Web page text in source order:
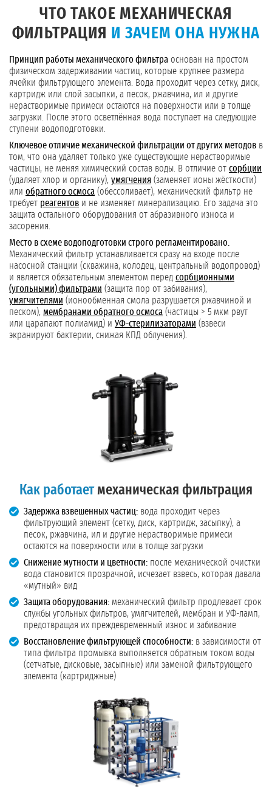
ЧТО ТАКОЕ МЕХАНИЧЕСКАЯ
ФИЛЬТРАЦИЯ
И ЗАЧЕМ ОНА НУЖНА
Принцип работы механического фильтра основан на простом
физическом задерживании частиц, которые крупнее размера
ячейки фильтрующего элемента. Вода проходит через сетку, диск,
картридж или слой засыпки, а песок, ржавчина, ил и другие
нерастворимые примеси остаются на поверхности или в толще
загрузки. После этого осветлённая вода поступает на следующие
ступени водоподготовки.
Ключевое отличие механической фильтрации от других методов в
том, что она удаляет только уже существующие нерастворимые
частицы, не меняя химический состав воды. В отличие от сорбции
(удаляет хлор и органику), умягчения (заменяет ионы жёсткости)
или обратного осмоса (обессоливает), механический фильтр не
требует реагентов и не изменяет минерализацию. Его задача это
защита остального оборудования от абразивного износа и
засорения.
Место в схеме водоподготовки строго регламентировано.
Механический фильтр устанавливается сразу на входе после
насосной станции (скважина, колодец, центральный водопровод)
и является обязательным элементом перед сорбционными
(угольными) фильтрами (защита пор от забивания),
умягчителями (ионообменная смола разрушается ржавчиной и
песком), мембранами обратного осмоса (частицы > 5 мкм рвут
или царапают полиамид) и УФ-стерилизаторами (взвеси
экранируют бактерии, снижая КПД облучения).
Как работаетмеханическая фильтрация
Задержка взвешенных частиц: вода проходит через
фильтрующий элемент (сетку, диск, картридж, засыпку), а
песок, ржавчина, ил и другие нерастворимые примеси
остаются на поверхности или в толще загрузки
Снижение мутности и цветности: после механической очистки
вода становится прозрачной, исчезает взвесь, которая давала
«мутный» вид
Защита оборудования: механический фильтр продлевает срок
службы угольных фильтров, умягчителей, мембран и УФ-ламп,
предотвращая их преждевременный износ и забивание
Восстановление фильтрующей способности: в зависимости от
типа фильтра промывка выполняется обратным током воды
(сетчатые, дисковые, засыпные) или заменой фильтрующего
элемента (картриджные)